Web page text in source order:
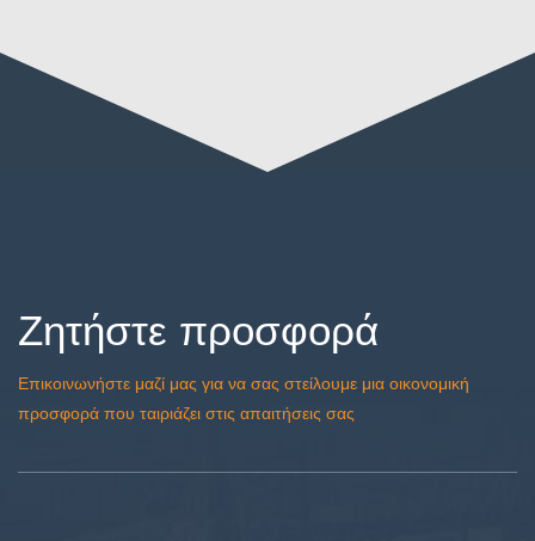
Ζητήστε προσφορά
Επικοινωνήστε μαζί μας για να σας στείλουμε μια οικονομική
προσφορά που ταιριάζει στις απαιτήσεις σας